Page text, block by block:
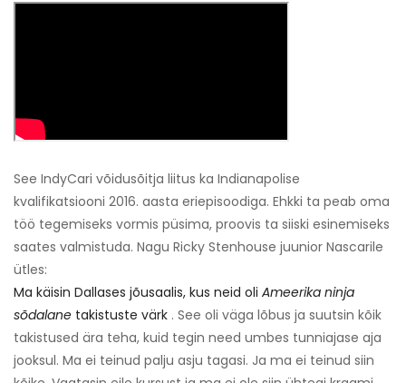
See IndyCari võidusõitja liitus ka Indianapolise
kvalifikatsiooni 2016. aasta eriepisoodiga. Ehkki ta peab oma
töö tegemiseks vormis püsima, proovis ta siiski esinemiseks
saates valmistuda. Nagu Ricky Stenhouse juunior Nascarile
ütles:
Ma käisin Dallases jõusaalis, kus neid oli Ameerika ninja
sõdalane takistuste värk . See oli väga lõbus ja suutsin kõik
takistused ära teha, kuid tegin need umbes tunniajase aja
jooksul. Ma ei teinud palju asju tagasi. Ja ma ei teinud siin